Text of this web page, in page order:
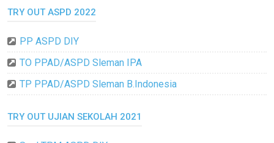
TRY OUT ASPD 2022
PP ASPD DIY
TO PPAD/ASPD Sleman IPA
TP PPAD/ASPD Sleman B.Indonesia
TRY OUT UJIAN SEKOLAH 2021